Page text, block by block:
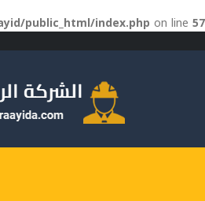
public_html/index.php on line 57